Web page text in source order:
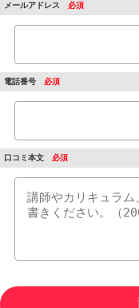
メールアドレス
電話番号
口コミ本文